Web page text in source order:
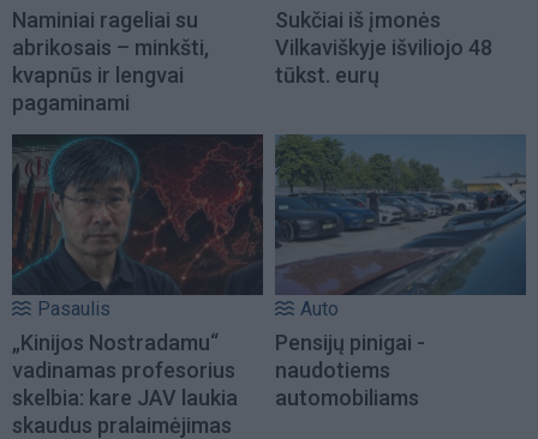
Naminiai rageliai su
abrikosais – minkšti,
kvapnūs ir lengvai
pagaminami
Sukčiai iš įmonės
Vilkaviškyje išviliojo 48
tūkst. eurų
Pasaulis
„Kinijos Nostradamu“
vadinamas profesorius
skelbia: kare JAV laukia
skaudus pralaimėjimas
Auto
Pensijų pinigai -
naudotiems
automobiliams